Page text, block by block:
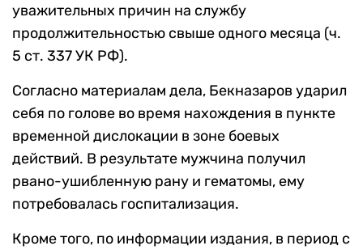
уважительных причин на службу
продолжительностью свыше одного месяца (ч.
5 ст. 337 УК РФ).
Согласно материалам дела, Бекназаров ударил
себя по голове во время нахождения в пункте
временной дислокации в зоне боевых
действий. В результате мужчина получил
рвано-ушибленную рану и гематомы, ему
потребовалась госпитализация.
Кроме того, по информации издания, в период с